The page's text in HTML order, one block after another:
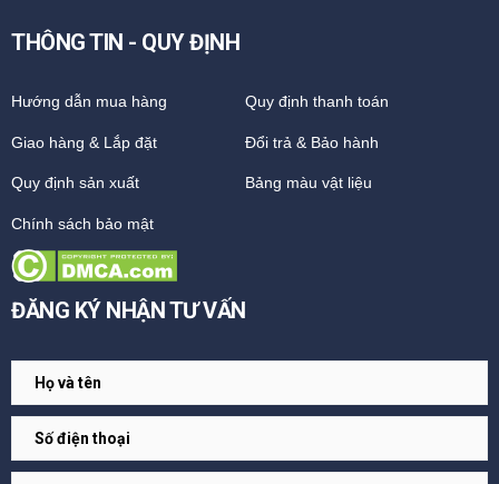
THÔNG TIN - QUY ĐỊNH
Hướng dẫn mua hàng Quy định thanh toán
Giao hàng & Lắp đặt Đổi trả & Bảo hành
Quy định sản xuất Bảng màu vật liệu
Chính sách bảo mật
ĐĂNG KÝ NHẬN TƯ VẤN